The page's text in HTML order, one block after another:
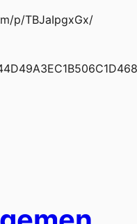
p/TBJaIpgxGx/